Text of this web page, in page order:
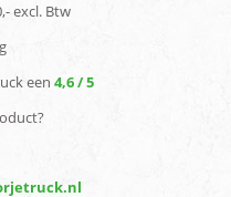
excl. Btw
een 4,6 / 5